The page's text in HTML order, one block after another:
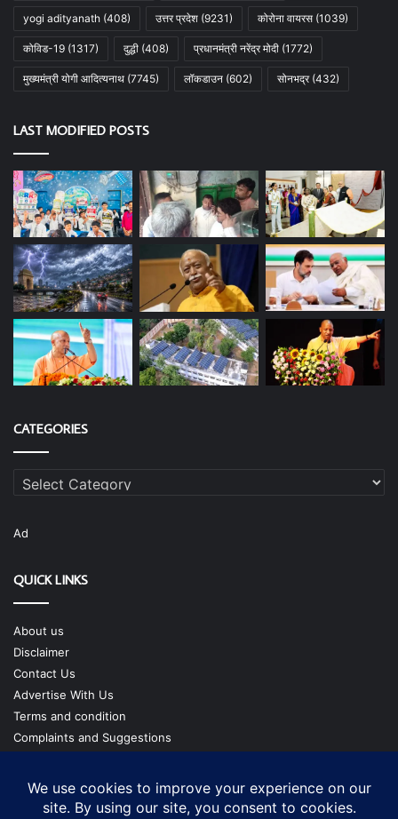
yogi adityanath (408) उत्तर प्रदेश (9231) कोरोना वायरस (1039)
कोविड-19 (1317) दुद्धी (408) प्रधानमंत्री नरेंद्र मोदी (1772)
मुख्यमंत्री योगी आदित्यनाथ (7745) लॉकडाउन (602) सोनभद्र(432)
LAST MODIFIED POSTS
CATEGORIES
Categories
Ad
QUICK LINKS
About us
Disclaimer
Contact Us
Advertise With Us
Terms and condition
Complaints and Suggestions
Our Team